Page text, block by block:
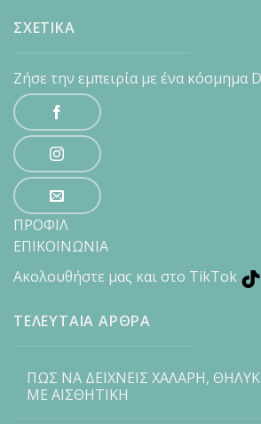
ΣΧΕΤΙΚΑ
Ζήσε την εμπειρία με ένα κόσμημα
ΠΡΟΦΙΛ
ΕΠΙΚΟΙΝΩΝΙΑ
Ακολουθήστε μας και στο TikTok
ΤΕΛΕΥΤΑΙΑ ΑΡΘΡΑ
ΠΩΣ ΝΑ ΔΕΙΧΝΕΙΣ ΧΑΛΑΡΗ,
ΜΕ ΑΙΣΘΗΤΙΚΗ